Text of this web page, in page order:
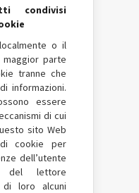
condivisi
o il
parte
tranne che
informazioni.
essere
di cui
sito Web
cookie per
dell’utente
del lettore
di loro alcuni